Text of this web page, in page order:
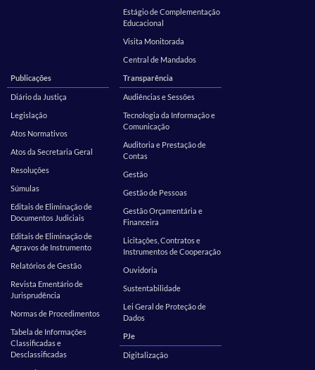
Estágio de Complementação
Educacional
Visita Monitorada
Central de Mandados
Publicações
Diário da Justiça
Legislação
Atos Normativos
Atos da Secretaria Geral
Resoluções
Súmulas
Editais de Eliminação de
Documentos Judiciais
Editais de Eliminação de
Agravos de Instrumento
Relatórios de Gestão
Revista Ementário de
Jurisprudência
Normas de Procedimentos
Tabela de Informações
Classificadas e
Desclassificadas
Transparência
Audiências e Sessões
Tecnologia da Informação e
Comunicação
Auditoria e Prestação de
Contas
Gestão
Gestão de Pessoas
Gestão Orçamentária e
Financeira
Licitações, Contratos e
Instrumentos de Cooperação
Ouvidoria
Sustentabilidade
Lei Geral de Proteção de
Dados
PJe
Digitalização